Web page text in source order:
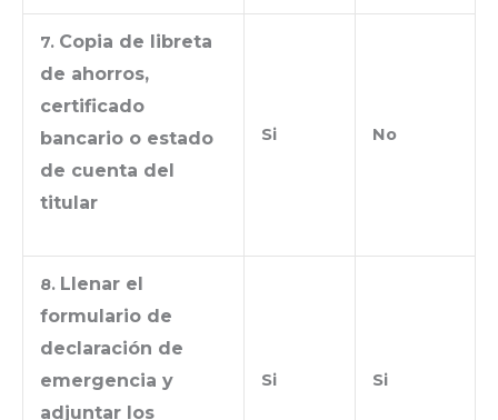
7. Copia de libreta
de ahorros,
certificado
bancario o estado
de cuenta del
titular
Si No
8. Llenar el
formulario de
declaración de
emergencia y
adjuntar los
Si Si